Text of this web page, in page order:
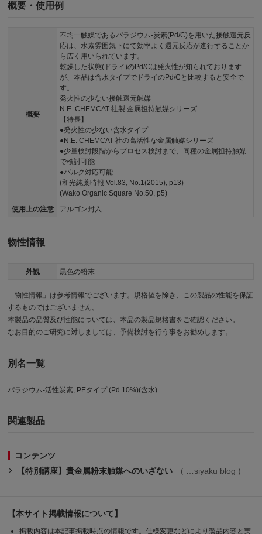
概要・使用例
概要
不均一触媒であるパラジウム-炭素(Pd/C)を用いた接触還元反
応は、水素雰囲気下にて効率よく還元反応が進行することか
ら広く用いられています。
乾燥した状態(ドライ)のPd/Cは発火性が知られております
が、本品は含水タイプでドライのPd/Cと比較すると安全で
す。
発火性の少ない接触還元触媒
N.E. CHEMCAT 社製 金属担持触媒シリーズ
【特長】
●発火性の少ない含水タイプ
●N.E. CHEMCAT 社の高活性な金属触媒シリーズ
●少量検討段階からプロセス検討まで、同種の金属担持触媒
で検討可能
●バルク対応可能
(和光純薬時報 Vol.83, No.1(2015), p13)
(Wako Organic Square No.50, p5)
使用上の注意
アルゴン封入
物性情報
外観 黒色の粉末
「物性情報」は参考情報でございます。規格値を除き、この製品の性能を保証
するものではございません。
本製品の品質及び性能については、本品の製品規格書をご確認ください。
なお目的のご研究に対しましては、予備検討を行う事をお勧めします。
別名一覧
パラジウム-活性炭素, PEタイプ (Pd 10%)(含水)
関連製品
コンテンツ
【特別講座】貴金属粉末触媒へのいざない
siyaku blog
【本サイト掲載情報について】
掲載内容は本記事掲載時点の情報です。仕様変更などにより製品内容と実